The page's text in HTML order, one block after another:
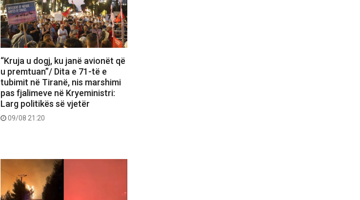
“Kruja u dogj, ku janë avionët që
u premtuan”/ Dita e 71-të e
tubimit në Tiranë, nis marshimi
pas fjalimeve në Kryeministri:
Larg politikës së vjetër
09/08 21:20